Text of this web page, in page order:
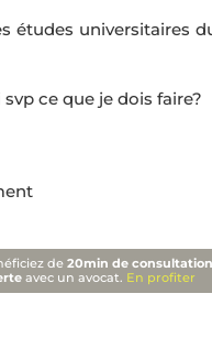
études universitaires
ce que je dois faire?
de20min de consultation
avec un avocat. En profiter